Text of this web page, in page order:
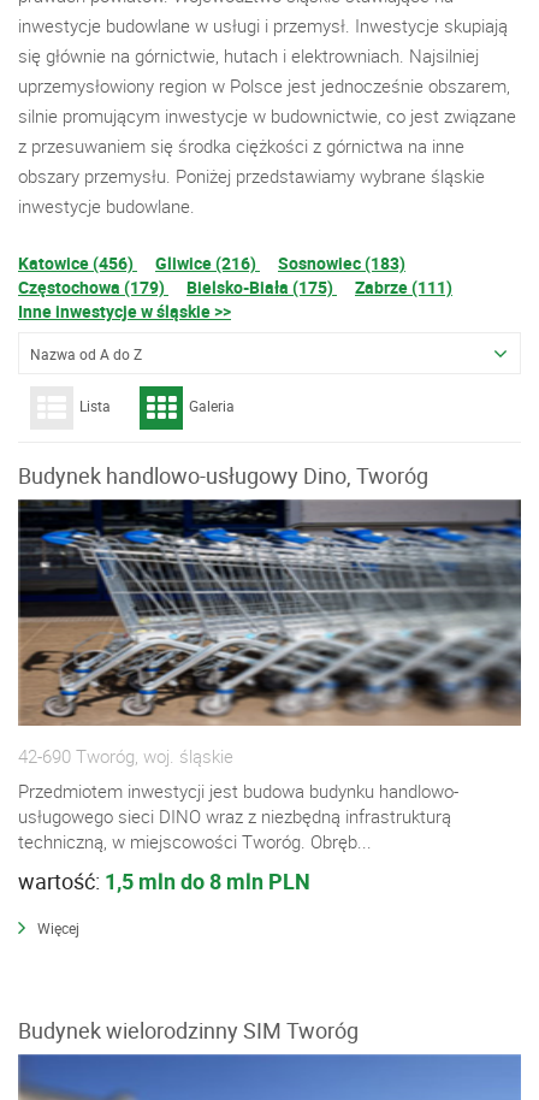
inwestycje budowlane w usługi i przemysł. Inwestycje skupiają
się głównie na górnictwie, hutach i elektrowniach. Najsilniej
uprzemysłowiony region w Polsce jest jednocześnie obszarem,
silnie promującym inwestycje w budownictwie, co jest związane
z przesuwaniem się środka ciężkości z górnictwa na inne
obszary przemysłu. Poniżej przedstawiamy wybrane śląskie
inwestycje budowlane.
Katowice (456) Gliwice (216)
Sosnowiec (183)
Częstochowa (179)
Bielsko-Biała (175)
Zabrze (111)
Inne inwestycje w śląskie >>
Nazwa od A do Z
Lista Galeria
Budynek handlowo-usługowy Dino, Tworóg
42-690 Tworóg, woj. śląskie
Przedmiotem inwestycji jest budowa budynku handlowo-
usługowego sieci DINO wraz z niezbędną infrastrukturą
techniczną, w miejscowości Tworóg. Obręb...
wartość: 1,5 mln do 8 mln PLN
Więcej
Budynek wielorodzinny SIM Tworóg